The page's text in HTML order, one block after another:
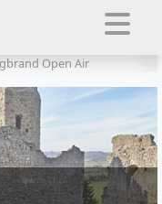
Open Air